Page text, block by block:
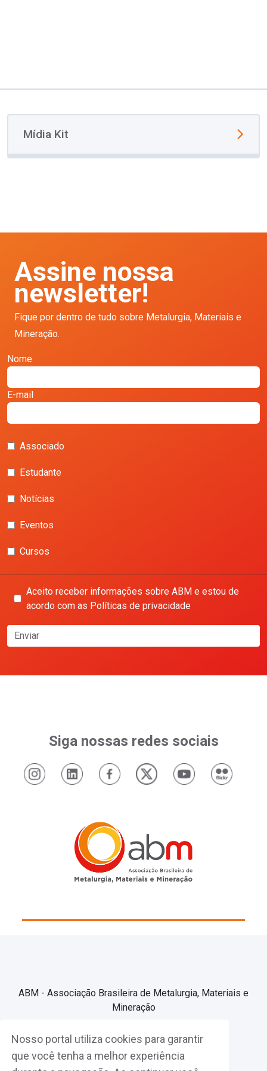
Nosso portal utiliza cookies para garantir
que você tenha a melhor experiência
Mídia Kit
Assine nossa
newsletter!
Fique por dentro de tudo sobre Metalurgia, Materiais e
Mineração.
Nome
E-mail
Associado
Estudante
Notícias
Eventos
Cursos
Aceito receber informações sobre ABM e estou de
acordo com as Políticas de privacidade
Enviar
Siga nossas redes sociais
ABM - Associação Brasileira de Metalurgia, Materiais e
Mineração
Associe-se